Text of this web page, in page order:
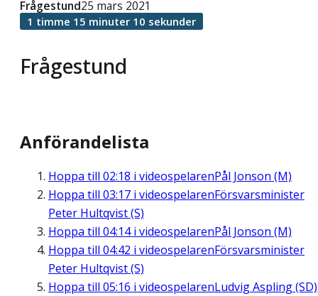
Frågestund
Frågestund25 mars 2021
1 timme 15 minuter 10 sekunder
Anförandelista
Hoppa till 02:18 i videospelarenPål Jonson (M)
Hoppa till 03:17 i videospelarenFörsvarsminister
Peter Hultqvist (S)
Hoppa till 04:14i videospelarenPål Jonson (M)
Hoppa till 04:42 i videospelarenFörsvarsminister
Peter Hultqvist (S)
Hoppa till 05:16 i videospelarenLudvig Aspling (SD)